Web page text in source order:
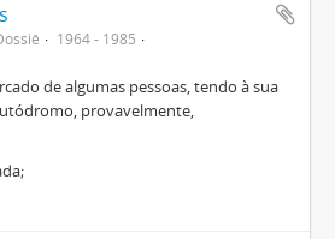
1964 - 1985
de algumas pessoas, tendo à sua
provavelmente,